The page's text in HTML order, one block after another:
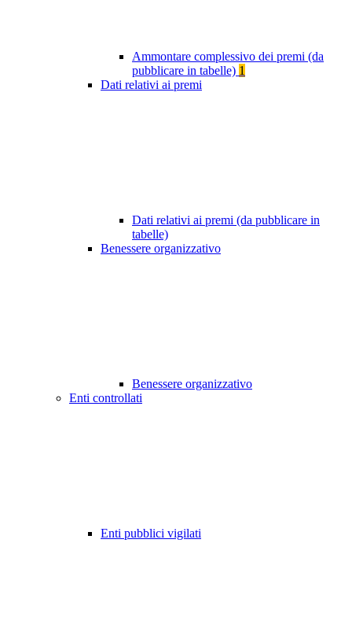
Ammontare complessivo dei premi (da
pubblicare in tabelle) 1
Dati relativi ai premi
Dati relativi ai premi (da pubblicare in
tabelle)
Benessere organizzativo
Benessere organizzativo
Enti controllati
Enti pubblici vigilati